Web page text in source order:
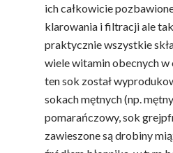
ich całkowicie
klarowania i filtracji ale
praktycznie wszystkie
wiele witamin obecnych
ten sok został
sokach mętnych (np.
pomarańczowy, sok
zawieszone są drobiny